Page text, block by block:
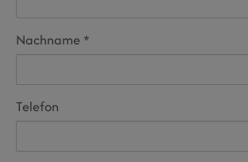
Nachname
Telefon